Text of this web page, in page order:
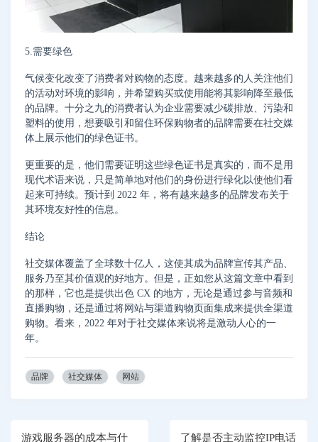
5.需要绿色
气候变化改变了消费者对购物的态度。越来越多的人关注他们
的活动对环境的影响，并希望购买或使用能将其影响降至最低
的品牌。十分之九的消费者认为企业需要减少碳排放、污染和
塑料的使用，想要吸引和留住环保购物者的品牌需要在社交媒
体上展示他们的绿色证书。
更重要的是，他们需要证明这些绿色证书是真实的，而不是用
现代术语来说，只是简单地对他们的身份进行绿化以使他们看
起来可持续。预计到 2022 年，将有越来越多的品牌发布关于
其环境友好性的信息。
结论
社交媒体覆盖了全球数十亿人，这使其成为品牌宣传其产品、
服务乃至其价值观的好地方。但是，正如您从这篇文章中看到
的那样，它也是提供出色 CX 的地方，无论是通过参与音频和
直播购物，还是通过将网站与渠道购物页面集成来提供全渠道
购物。看来，2022 年对于社交媒体来说将是激动人心的一
年。
品牌 社交媒体 网站
游戏服务器的成本与什 了解是否主动监控IP电话